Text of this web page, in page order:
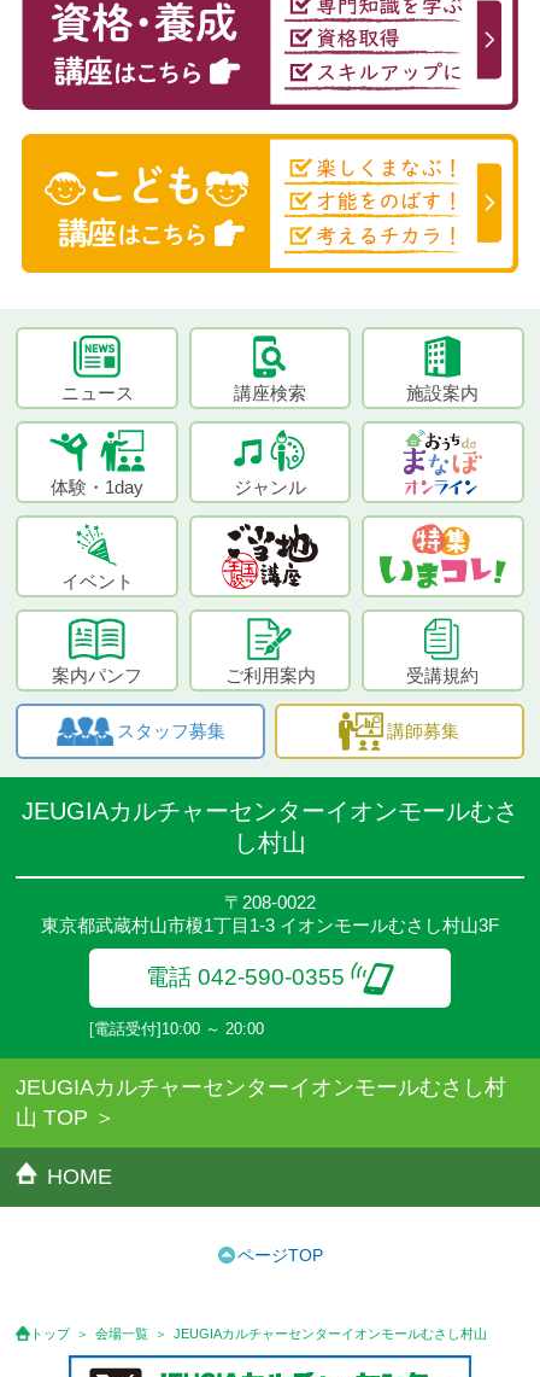
ニュース 講座検索 施設案内
体験・1day ジャンル
イベント
案内パンフ ご利用案内 受講規約
スタッフ募集 講師募集
JEUGIAカルチャーセンターイオンモールむさ
し村山
〒208-0022
東京都武蔵村山市榎1丁目1-3 イオンモールむさし村山3F
電話 042-590-0355
[電話受付]10:00 ～ 20:00
JEUGIAカルチャーセンターイオンモールむさし村
山 TOP
HOME
ページTOP
トップ 会場一覧 JEUGIAカルチャーセンターイオンモールむさし村山